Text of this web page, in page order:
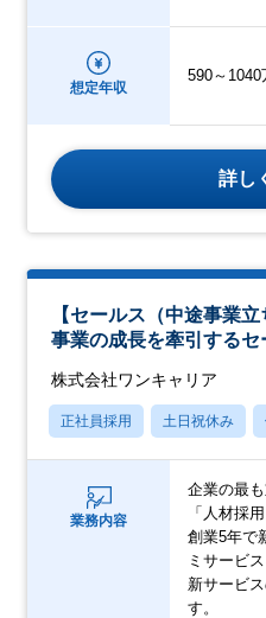
想定年収
590～1040
詳し
【セールス（中途事業
事業の成長を牽引するセ
株式会社ワンキャリア
正社員採用 土日祝休み
業務内容
企業の最
「人材採用
創業5年で
ミサービ
新サービ
す。